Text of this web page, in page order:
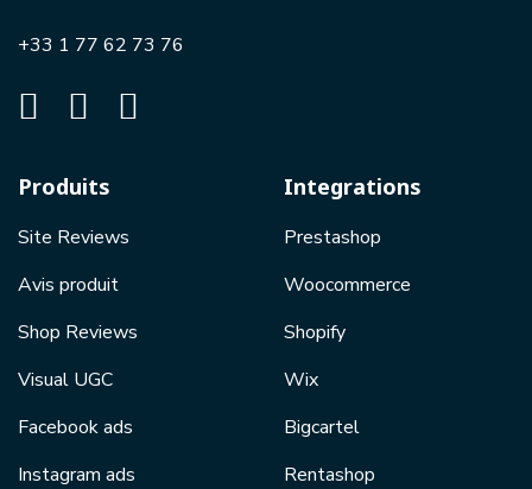
+33 1 77 62 73 76
Produits
Site Reviews
Avis produit
Shop Reviews
Visual UGC
Facebook ads
Instagram ads
Integrations
Prestashop
Woocommerce
Shopify
Wix
Bigcartel
Rentashop